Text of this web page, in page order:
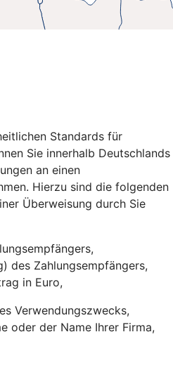
Standards für
Sie innerhalb Deutschlands
an einen
Hierzu sind die folgenden
Überweisung durch Sie
des Zahlungsempfängers,
in Euro,
Verwendungszwecks,
oder der Name Ihrer Firma,